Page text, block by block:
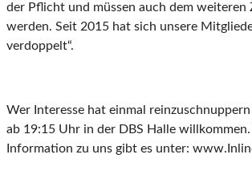
der Pflicht und müssen auch dem weiteren
werden. Seit 2015 hat sich unsere
verdoppelt“.
Wer Interesse hat einmal
ab 19:15 Uhr in der DBS Halle
Information zu uns gibt es unter: